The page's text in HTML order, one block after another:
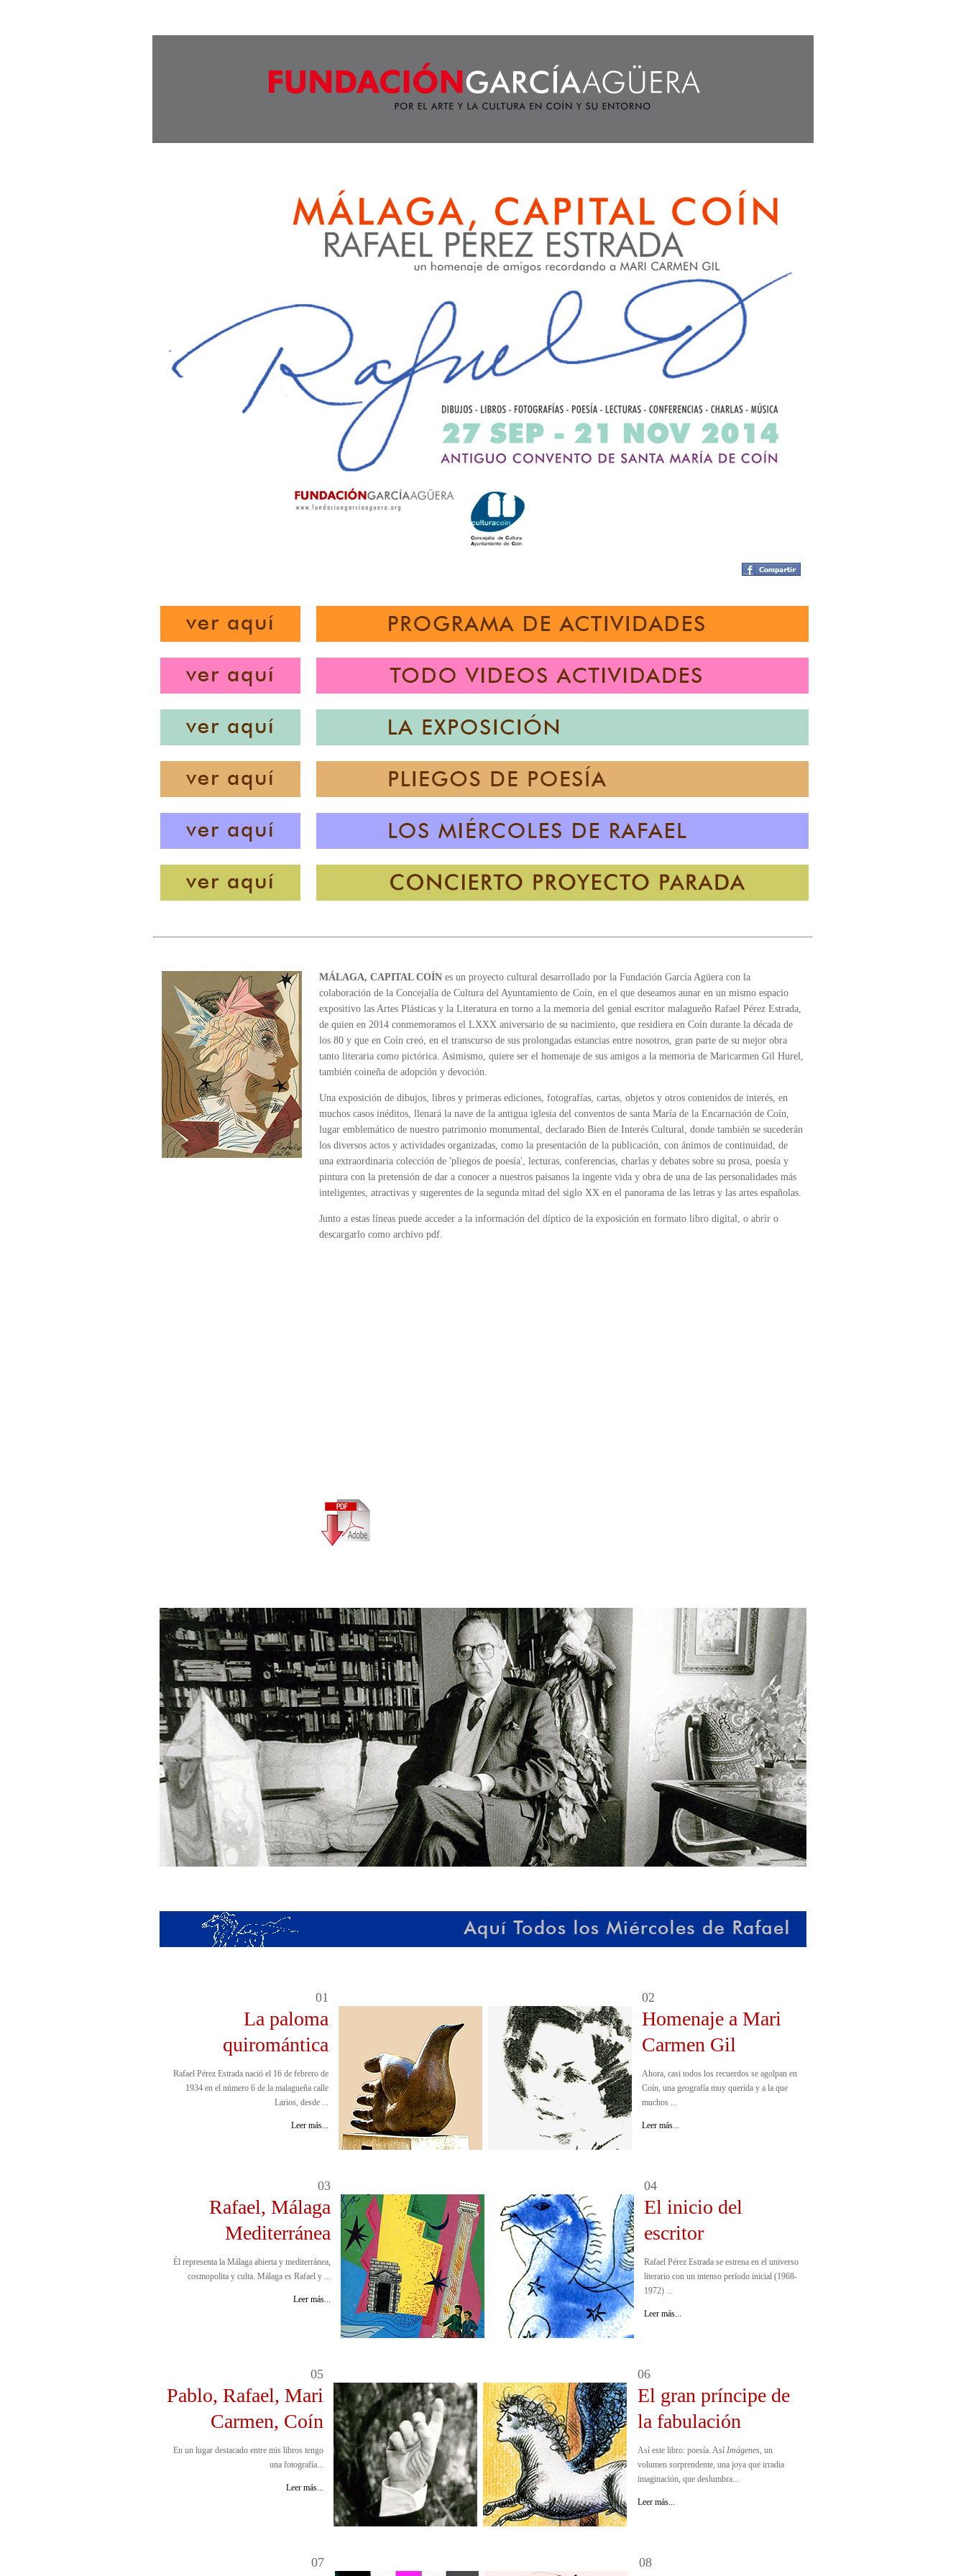
MÁLAGA, CAPITAL COÍN es un proyecto cultural desarrollado por la Fundación García Agüera con la
colaboración de la Concejalía de Cultura del Ayuntamiento de Coín, en el que deseamos aunar en un mismo espacio
expositivo las Artes Plásticas y la Literatura en torno a la memoria del genial escritor malagueño Rafael Pérez Estrada,
de quien en 2014 conmemoramos el LXXX aniversario de su nacimiento, que residiera en Coín durante la década de
los 80 y que en Coín creó, en el transcurso de sus prolongadas estancias entre nosotros, gran parte de su mejor obra
tanto literaria como pictórica. Asimismo, quiere ser el homenaje de sus amigos a la memoria de Maricarmen Gil Hurel,
también coineña de adopción y devoción.
Una exposición de dibujos, libros y primeras ediciones, fotografías, cartas, objetos y otros contenidos de interés, en
muchos casos inéditos, llenará la nave de la antigua iglesia del conventos de santa María de la Encarnación de Coín,
lugar emblemático de nuestro patrimonio monumental, declarado Bien de Interés Cultural, donde también se sucederán
los diversos actos y actividades organizadas, como la presentación de la publicación, con ánimos de continuidad, de
una extraordinaria colección de 'pliegos de poesía', lecturas, conferencias, charlas y debates sobre su prosa, poesía y
pintura con la pretensión de dar a conocer a nuestros paisanos la ingente vida y obra de una de las personalidades más
inteligentes, atractivas y sugerentes de la segunda mitad del siglo XX en el panorama de las letras y las artes españolas.
Junto a estas líneas puede acceder a la información del díptico de la exposición en formato libro digital, o abrir o
descargarlo como archivo pdf.
01 02
La paloma
quiromántica
Rafael Pérez Estrada nació el 16 de febrero de
1934 en el número 6 de la malagueña calle
Larios, desde ...
Leer más...
Homenaje a Mari
Carmen Gil
Ahora, casi todos los recuerdos se agolpan en
Coín, una geografía muy querida y a la que
muchos ...
Leer más...
03 04
Rafael, Málaga
Mediterránea
Él representa la Málaga abierta y mediterránea,
cosmopolita y culta. Málaga es Rafael y ...
Leer más...
El inicio del
escritor
Rafael Pérez Estrada se estrena en el universo
literario con un intenso período inicial (1968-
1972) ...
Leer más...
05 06
Pablo, Rafael, Mari
Carmen, Coín
En un lugar destacado entre mis libros tengo
una fotografía...
Leer más...
El gran príncipe de
la fabulación
Así este libro: poesía. Así Imágenes, un
volumen sorprendente, una joya que irradia
imaginación, que deslumbra...
Leer más...
07 08